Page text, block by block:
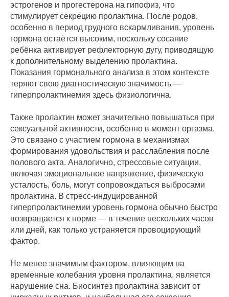
эстрогенов и прогестерона на гипофиз, что
стимулирует секрецию пролактина. После родов,
особенно в период грудного вскармливания, уровень
гормона остаётся высоким, поскольку сосание
ребёнка активирует рефлекторную дугу, приводящую
к дополнительному выделению пролактина.
Показания гормонального анализа в этом контексте
теряют свою диагностическую значимость —
гиперпролактинемия здесь физиологична.
Также пролактин может значительно повышаться при
сексуальной активности, особенно в момент оргазма.
Это связано с участием гормона в механизмах
формирования удовольствия и расслабления после
полового акта. Аналогично, стрессовые ситуации,
включая эмоциональное напряжение, физическую
усталость, боль, могут сопровождаться выбросами
пролактина. В стресс-индуцированной
гиперпролактинемии уровень гормона обычно быстро
возвращается к норме — в течение нескольких часов
или дней, как только устраняется провоцирующий
фактор.
Не менее значимым фактором, влияющим на
временные колебания уровня пролактина, является
нарушение сна. Биосинтез пролактина зависит от